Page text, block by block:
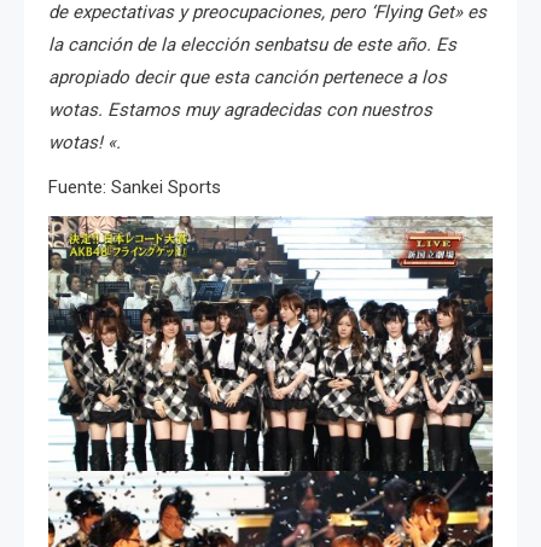
de expectativas y preocupaciones, pero ‘Flying Get» es
la canción de la elección senbatsu de este año. Es
apropiado decir que esta canción pertenece a los
wotas. Estamos muy agradecidas con nuestros
wotas! «.
Fuente: Sankei Sports